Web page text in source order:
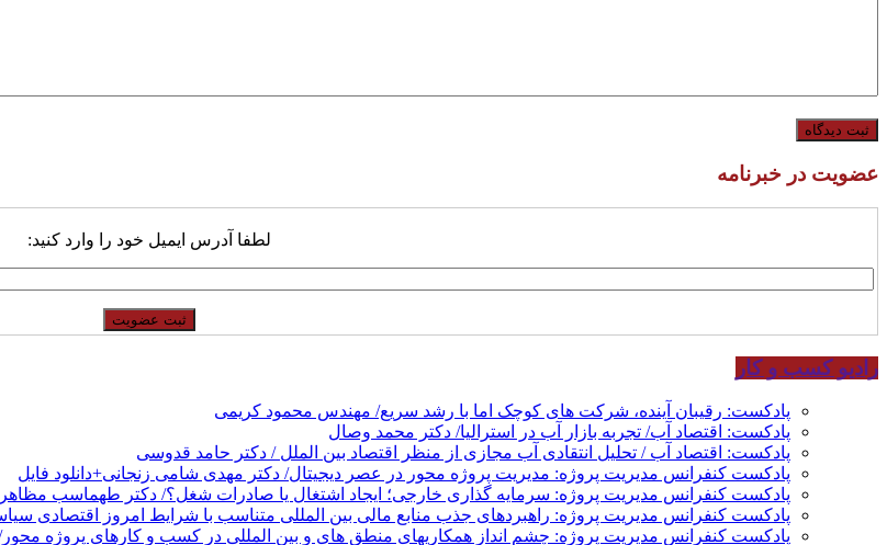
عضویت در خبرنامه
لطفا آدرس ایمیل خود را وارد کنید:
رادیو کسب و کار
پادکست: رقیبان آینده، شرکت های کوچک اما با رشد سریع/ مهندس محمود کریمی
پادکست: اقتصاد آب/ تجربه بازار آب در استرالیا/ دکتر محمد وصال
پادکست: اقتصاد آب / تحلیل انتقادی آب مجازی از منظر اقتصاد بین الملل / دکتر حامد قدوسی
پادکست کنفرانس مدیریت پروژه: مدیریت پروژه محور در عصر دیجیتال/ دکتر مهدی شامی زنجانی+دانلود فایل
پادکست کنفرانس مدیریت پروژه: سرمایه گذاری خارجی؛ ایجاد اشتغال یا صادرات شغل؟/ دکتر طهماسب
پادکست کنفرانس مدیریت پروژه: راهبردهای جذب منابع مالی بین المللی متناسب با شرایط امروز اقتصادی
پادکست کنفرانس مدیریت پروژه: چشم انداز همکاریهای منطق های و بین المللی در کسب و کارهای پروژه محور/